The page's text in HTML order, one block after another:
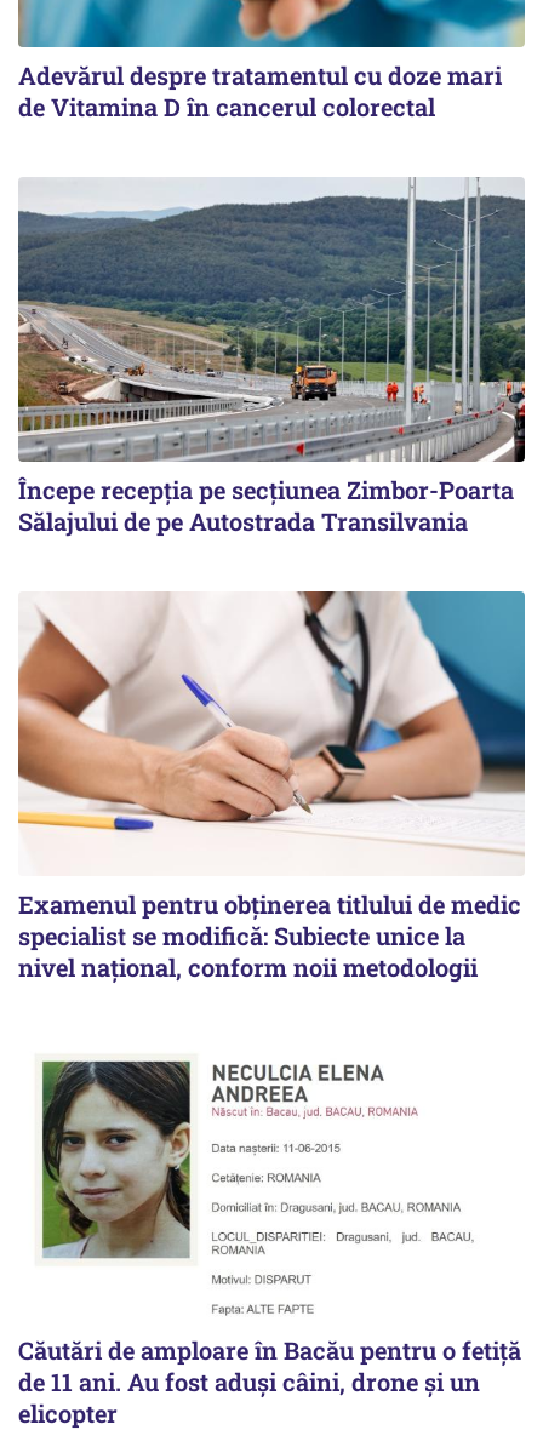
Adevărul despre tratamentul cu doze mari
de Vitamina D în cancerul colorectal
Începe recepţia pe secţiunea Zimbor-Poarta
Sălajului de pe Autostrada Transilvania
Examenul pentru obținerea titlului de medic
specialist se modifică: Subiecte unice la
nivel național, conform noii metodologii
Căutări de amploare în Bacău pentru o fetiță
de 11 ani. Au fost aduși câini, drone și un
elicopter